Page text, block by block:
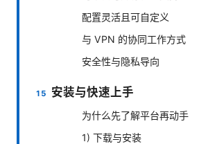
配置灵活且可自定义
与 VPN 的协同工作方式
安全性与隐私导向
安装与快速上手
为什么先了解平台再动手
1) 下载与安装